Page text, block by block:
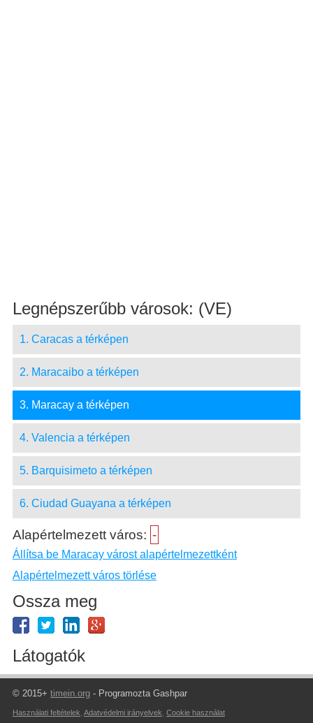
Legnépszerűbb városok: (VE)
1. Caracas a térképen
2. Maracaibo a térképen
3. Maracay a térképen
4. Valencia a térképen
5. Barquisimeto a térképen
6. Ciudad Guayana a térképen
Alapértelmezett város: -
Állítsa be Maracay várost alapértelmezettként
Alapértelmezett város törlése
Ossza meg
Látogatók
© 2015+ timein.org- Programozta Gashpar
Használati feltételek Adatvédelmi irányelvek Cookie használat